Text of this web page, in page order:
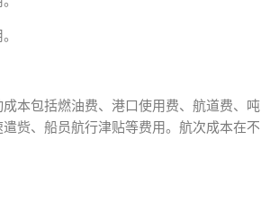
本包括燃油费、港口使用费、航道费、吨
赀、船员航行津贴等费用。航次成本在不